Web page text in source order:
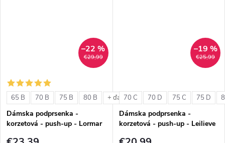
€29,99
–22 %
65 B 70 B 75 B 80 B + ďalšie
Dámska podprsenka -
korzetová - push-up - Lormar
€25,99
–19 %
70 C 70 D 75 C 75 D
Dámska podprsenka -
korzetová - push-up - Leilieve